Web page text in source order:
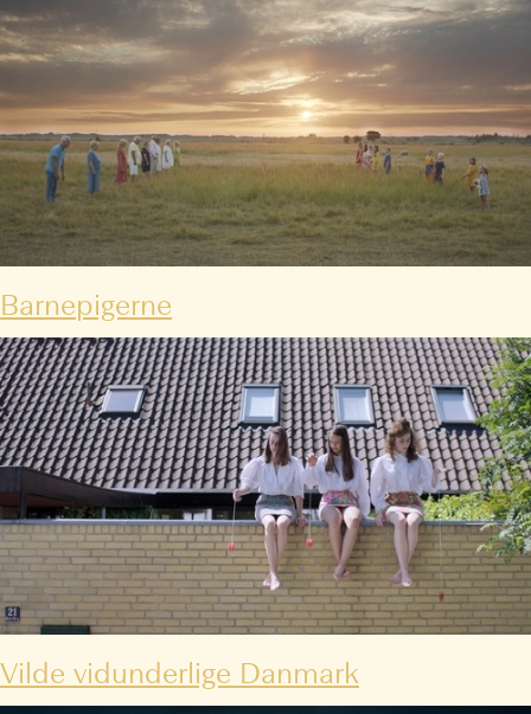
Barnepigerne
Vilde vidunderlige Danmark